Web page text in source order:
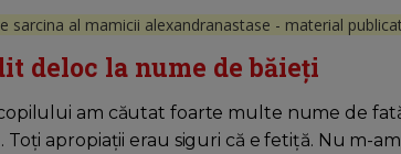
sarcina al mamicii alexandranastase - material
deloc la nume de băieți
am căutat foarte multe nume de
Toți apropiații erau siguri că e fetiță. Nu m-